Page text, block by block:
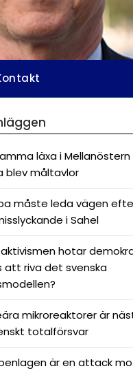
läxa i Mellanöstern
blev måltavlor
måste leda vägen
i Sahel
hotar
att riva det svenska
mikroreaktorer är
totalförsvar
är en attack